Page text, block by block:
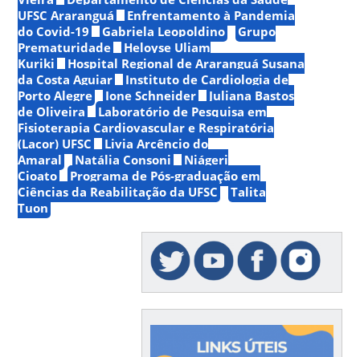
UFSC Araranguá
Enfrentamento à Pandemia
do Covid-19
Gabriela Leopoldino
Grupo
Prematuridade
Heloyse Uliam
Kuriki
Hospital Regional de Araranguá Susana
da Costa Aguiar
Instituto de Cardiologia de
Porto Alegre
Ione Schneider
Juliana Bastos
de Oliveira
Laboratório de Pesquisa em
Fisioterapia Cardiovascular e Respiratória
(Lacor) UFSC
Livia Arcêncio do
Amaral
Natália Consoni
Niágeri
Cioato
Programa de Pós-graduação em
Ciências da Reabilitação da UFSC
Talita
Tuon